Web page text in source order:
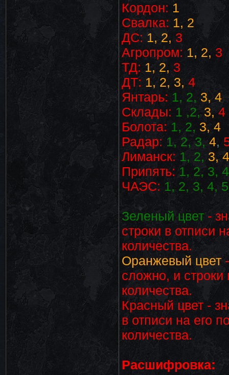
Кордон: 1
Свалка: 1, 2
ДС: 1, 2, 3
Агропром: 1, 2, 3
ТД: 1, 2, 3
ДТ: 1, 2, 3, 4
Янтарь: 1, 2, 3, 4
Склады: 1 ,2, 3, 4
Болота: 1, 2, 3, 4
Радар: 1, 2, 3, 4,
Лиманск: 1, 2, 3, 4
Припять: 1, 2, 3,
ЧАЭС: 1, 2, 3, 4, 5
Зеленый цвет -
строки в отписи
количества.
Оранжевый цвет
сложно, и строки
количества.
Красный цвет -
в отписи на его
количества.
Расшифровка: